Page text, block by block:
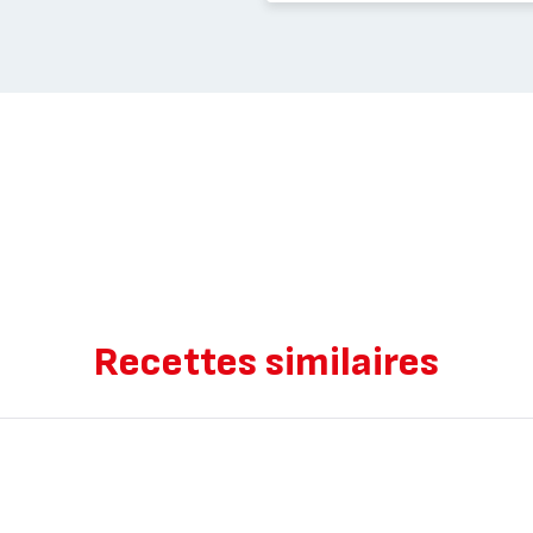
Recettes similaires